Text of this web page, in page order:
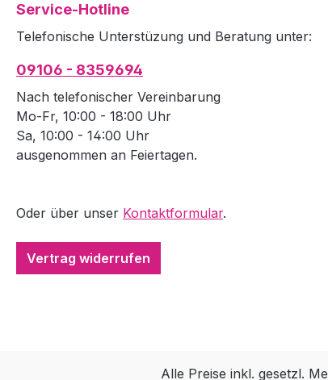
Service-Hotline
Telefonische Unterstüzung und Beratung unter:
09106 - 8359694
Nach telefonischer Vereinbarung
Mo-Fr, 10:00 - 18:00 Uhr
Sa, 10:00 - 14:00 Uhr
ausgenommen an Feiertagen.
Oder über unser Kontaktformular.
Vertrag widerrufen
Alle Preise inkl. gesetzl.